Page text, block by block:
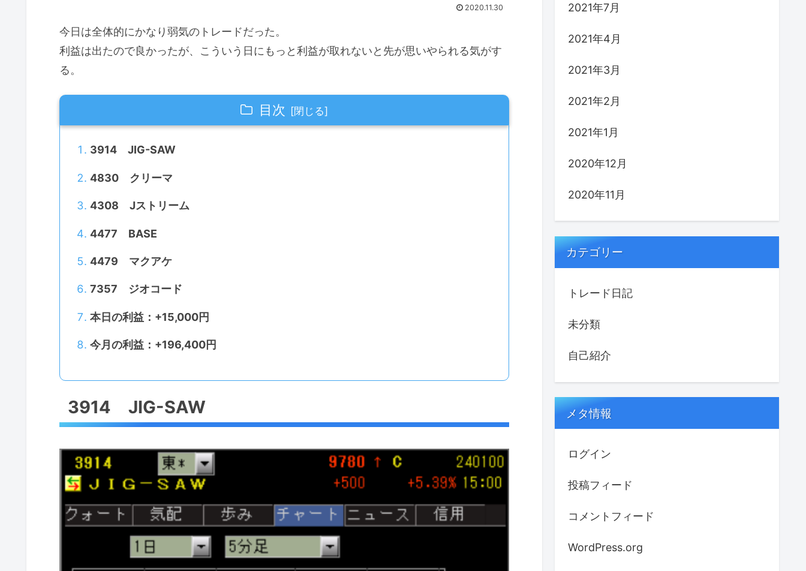
2020.11.30
今日は全体的にかなり弱気のトレードだった。
利益は出たので良かったが、こういう日にもっと利益が取れないと先が思いやられる気がす
る。
目次
3914 JIG-SAW
4830 クリーマ
4308 Jストリーム
4477 BASE
4479 マクアケ
7357 ジオコード
本日の利益：+15,000円
今月の利益：+196,400円
3914 JIG-SAW
2021年7月
2021年4月
2021年3月
2021年2月
2021年1月
2020年12月
2020年11月
カテゴリー
トレード日記
未分類
自己紹介
メタ情報
ログイン
投稿フィード
コメントフィード
WordPress.org